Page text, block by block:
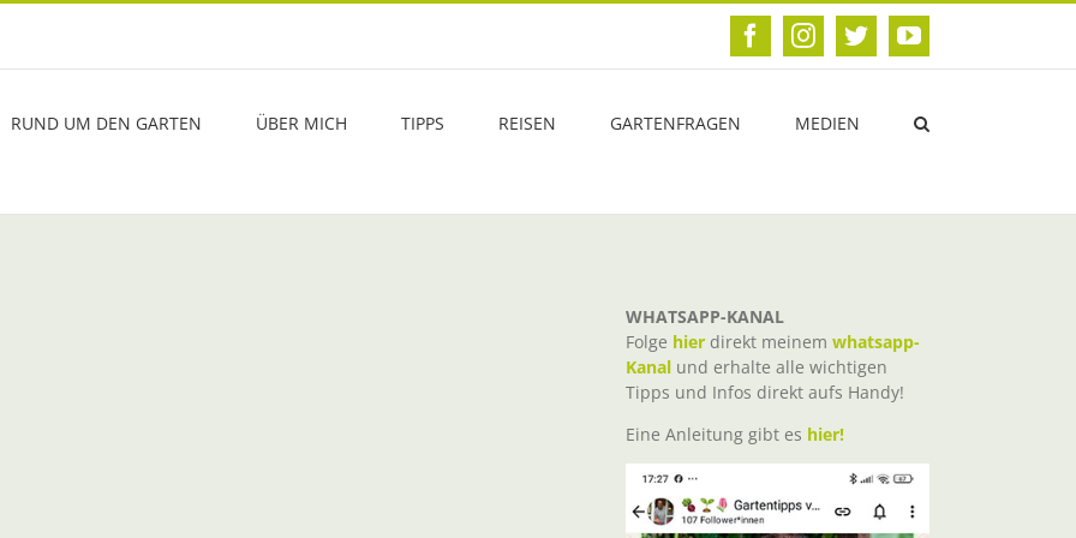
FacebookInstagram
TwitterYouTube
RUND UM DEN GARTEN ÜBER MICH TIPPS REISEN GARTENFRAGEN MEDIEN
WHATSAPP-KANAL
Folge hier direkt meinem whatsapp-
Kanal und erhalte alle wichtigen
Tipps und Infos direkt aufs Handy!
Eine Anleitung gibt es hier!